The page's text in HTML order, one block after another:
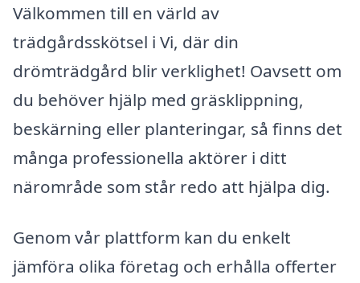
Välkommen till en värld av
trädgårdsskötsel i Vi, där din
drömträdgård blir verklighet! Oavsett om
du behöver hjälp med gräsklippning,
beskärning eller planteringar, så finns det
många professionella aktörer i ditt
närområde som står redo att hjälpa dig.
Genom vår plattform kan du enkelt
jämföra olika företag och erhålla offerter